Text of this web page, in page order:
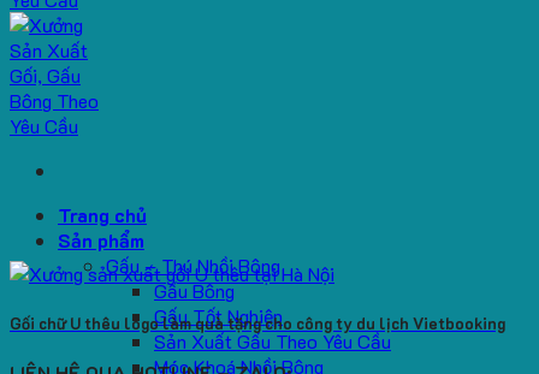
Trang chủ
Sản phẩm
Gấu – Thú Nhồi Bông
Gấu Bông
Gấu Tốt Nghiệp
Sản Xuất Gấu Theo Yêu Cầu
Móc Khoá Nhồi Bông
Gối chữ U thêu logo làm quà tặng cho công ty du lịch Vietbooking